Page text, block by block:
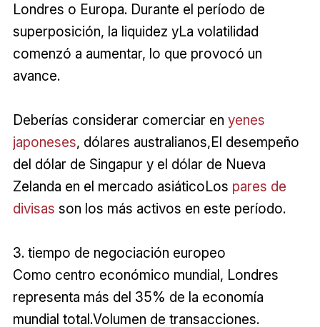
Londres o Europa. Durante el período de
superposición, la liquidez yLa volatilidad
comenzó a aumentar, lo que provocó un
avance.
Deberías considerar comerciar en yenes
japoneses, dólares australianos,El desempeño
del dólar de Singapur y el dólar de Nueva
Zelanda en el mercado asiáticoLos pares de
divisas son los más activos en este período.
3. tiempo de negociación europeo
Como centro económico mundial, Londres
representa más del 35% de la economía
mundial total.Volumen de transacciones.